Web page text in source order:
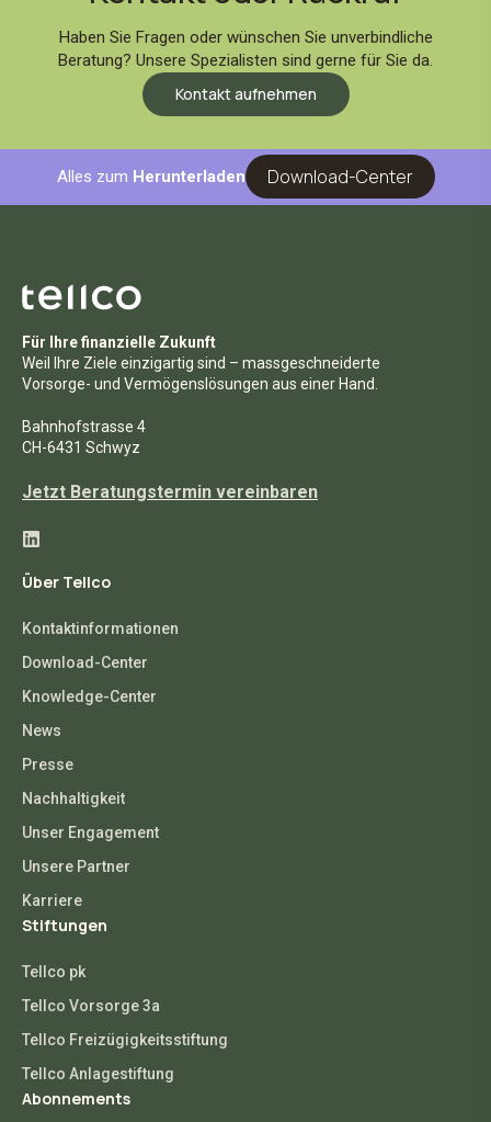
Haben Sie Fragen oder wünschen Sie unverbindliche
Beratung? Unsere Spezialisten sind gerne für Sie da.
Kontakt aufnehmen
Alles zum Herunterladen Download-Center
Für Ihre finanzielle Zukunft
Weil Ihre Ziele einzigartig sind – massgeschneiderte
Vorsorge- und Vermögenslösungen aus einer Hand.
Bahnhofstrasse 4
CH-6431 Schwyz
Jetzt Beratungstermin vereinbaren
Über Tellco
Kontaktinformationen
Download-Center
Knowledge-Center
News
Presse
Nachhaltigkeit
Unser Engagement
Unsere Partner
Karriere
Stiftungen
Tellco pk
Tellco Vorsorge 3a
Tellco Freizügigkeitsstiftung
Tellco Anlagestiftung
Abonnements